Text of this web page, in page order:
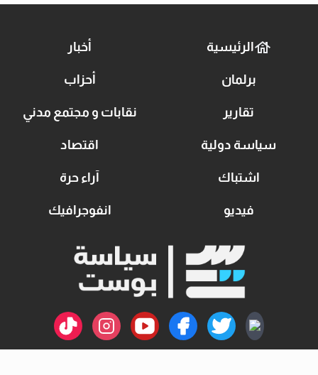
الرئيسية أخبار
برلمان أحزاب
تقارير نقابات و مجتمع مدني
سياسة دولية اقتصاد
اشتباك آراء حرة
فيديو انفوجرافيك